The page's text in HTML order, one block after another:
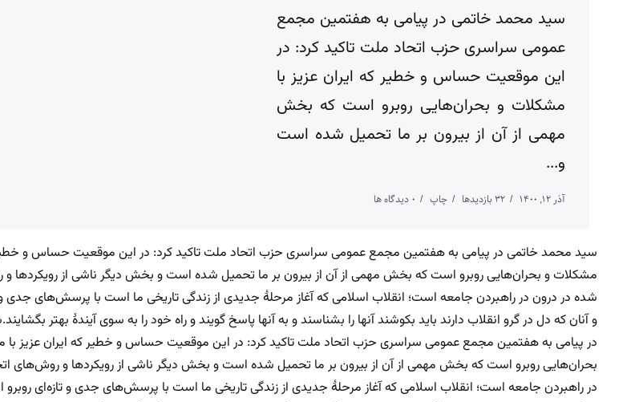
سید محمد خاتمی در پیامی به هفتمین مجمع
عمومی سراسری حزب اتحاد ملت تاکید کرد: در
این موقعیت حساس و خطیر که ایران عزیز با
مشکلات و بحران‌هایی روبرو است که بخش
مهمی از آن از بیرون بر ما تحمیل شده است
و...
آذر ۱۲, ۱۴۰۰ 32 بازدیدها چاپ 0 دیدگاه ها
سید محمد خاتمی در پیامی به هفتمین مجمع عمومی سراسری حزب اتحاد ملت تاکید کرد: در این موقعیت حساس و خطیر
مشکلات و بحران‌هایی روبرو است که بخش مهمی از آن از بیرون بر ما تحمیل شده است و بخش دیگر ناشی از رویکردها
شده در درون در راهبردن جامعه است؛ انقلاب اسلامی که آغاز مرحلهٔ جدیدی از زندگی تاریخی ما است با پرسش‌های جدی
و آنان که دل در گرو انقلاب دارند باید بکوشند آنها را بشناسند و به آنها پاسخ گویند و راه خود را به سوی آیندهٔ بهتر
در پیامی به هفتمین مجمع عمومی سراسری حزب اتحاد ملت تاکید کرد: در این موقعیت حساس و خطیر که ایران عزیز
بحران‌هایی روبرو است که بخش مهمی از آن از بیرون بر ما تحمیل شده است و بخش دیگر ناشی از رویکردها و روش‌های
در راهبردن جامعه است؛ انقلاب اسلامی که آغاز مرحلهٔ جدیدی از زندگی تاریخی ما است با پرسش‌های جدی و تازه‌ای